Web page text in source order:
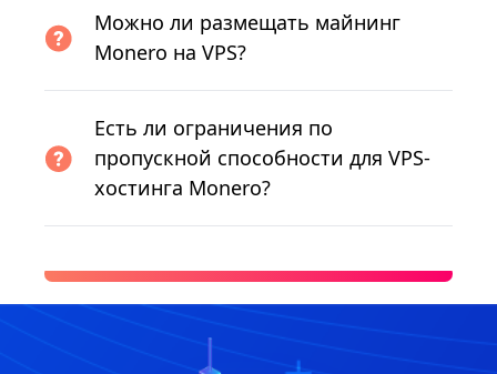
Можно ли размещать майнинг
Monero на VPS?
Есть ли ограничения по
пропускной способности для VPS-
хостинга Monero?